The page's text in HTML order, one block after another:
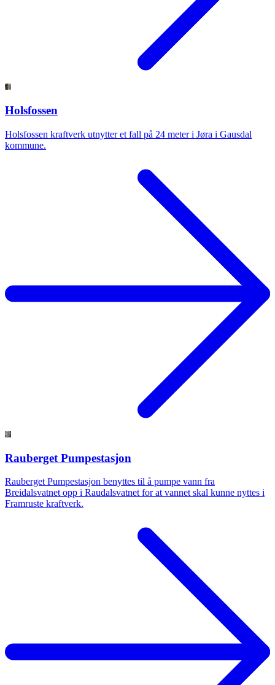
Holsfossen
Holsfossen kraftverk utnytter et fall på 24 meter i Jøra i Gausdal
kommune.
Rauberget Pumpestasjon
Rauberget Pumpestasjon benyttes til å pumpe vann fra
Breidalsvatnet opp i Raudalsvatnet for at vannet skal kunne nyttes i
Framruste kraftverk.